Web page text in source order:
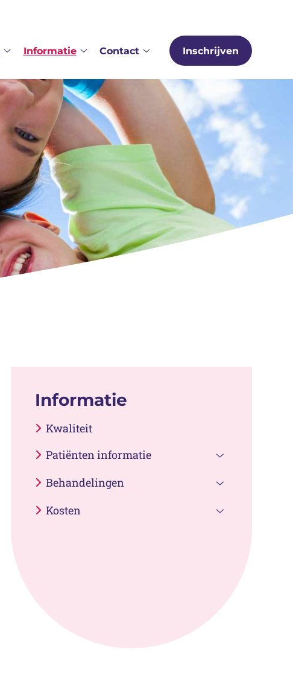
submenu
Informatie
Contact
Contact
Inschrijven
Informatie
Kwaliteit
Patiënten informatie
informatie
Behandelingen
submenu
Kosten